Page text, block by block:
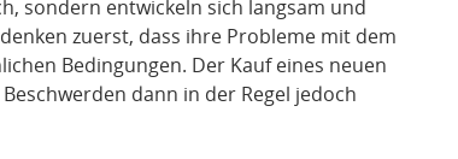
sondern entwickeln sich langsam und
zuerst, dass ihre Probleme mit dem
Bedingungen. Der Kauf eines neuen
dann in der Regel jedoch